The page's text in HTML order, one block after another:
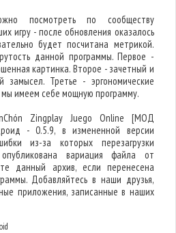
посмотреть по сообществу
игру - после обновления оказалось
будет посчитана метрикой.
данной программы. Первое -
картинка. Второе - зачетный и
замысел. Третье - эргономические
мы имеем себе мощную программу.
Zingplay Juego Online [МОД
- 0.5.9, в измененной версии
из-за которых перезагрузки
вариация файла от
данный архив, если перенесена
Добавляйтесь в наши друзья,
приложения, записанные в наших